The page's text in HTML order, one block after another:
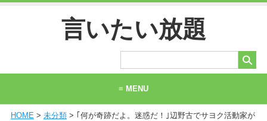
言いたい放題
≡ MENU
ホーム
HOME> 未分類> ｢何が奇跡だよ。迷惑だ！｣辺野古でサヨク活動家が